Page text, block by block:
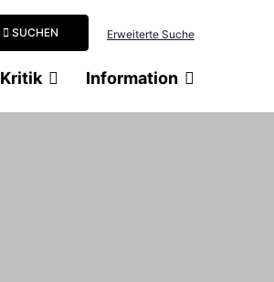
SUCHEN Erweiterte Suche
Kritik Information